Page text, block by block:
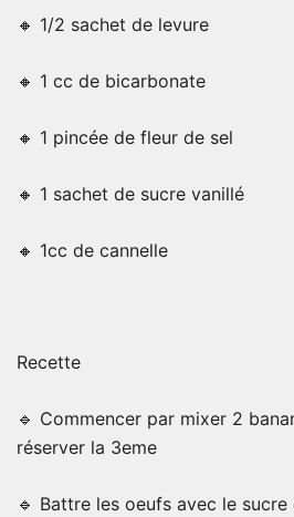
🔸 1/2 sachet de levure
🔸 1 cc de bicarbonate
🔸 1 pincée de fleur de sel
🔸 1 sachet de sucre vanillé
🔸 1cc de cannelle
Recette
🔹 Commencer par mixer 2
réserver la 3eme
🔹 Battre les oeufs avec le